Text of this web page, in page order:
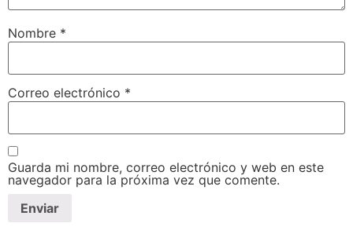
Nombre *
Correo electrónico *
Guarda mi nombre, correo electrónico y web en este
navegador para la próxima vez que comente.